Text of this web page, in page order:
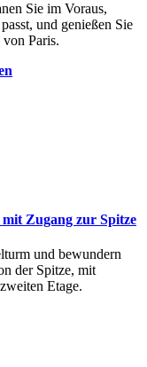
Sie im Voraus,
und genießen Sie
von Paris.
Zugang zur Spitze
und bewundern
der Spitze, mit
Etage.